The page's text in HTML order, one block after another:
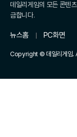
데일리게임의 모든 콘텐
금합니다.
뉴스홈 PC화면
Copyright © 데일리게임